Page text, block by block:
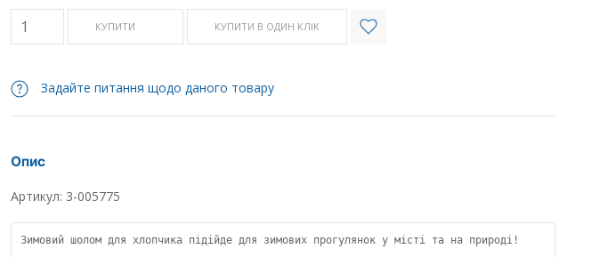
КУПИТИ КУПИТИ В ОДИН КЛІК
Задайте питання щодо даного товару
Опис
Артикул: 3-005775
Зимовий шолом для хлопчика підійде для зимових прогулянок у місті та на природі!